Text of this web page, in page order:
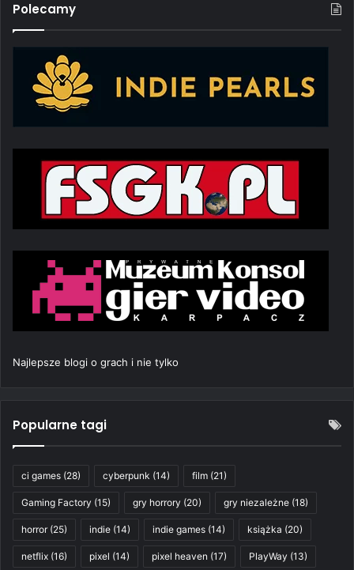
Polecamy
Najlepsze blogi o grach i nie tylko
Popularne tagi
ci games (28) cyberpunk (14) film (21)
Gaming Factory (15) gry horrory (20) gry niezależne (18)
horror(25) indie (14) indie games (14) książka (20)
netflix (16) pixel (14) pixel heaven (17) PlayWay (13)